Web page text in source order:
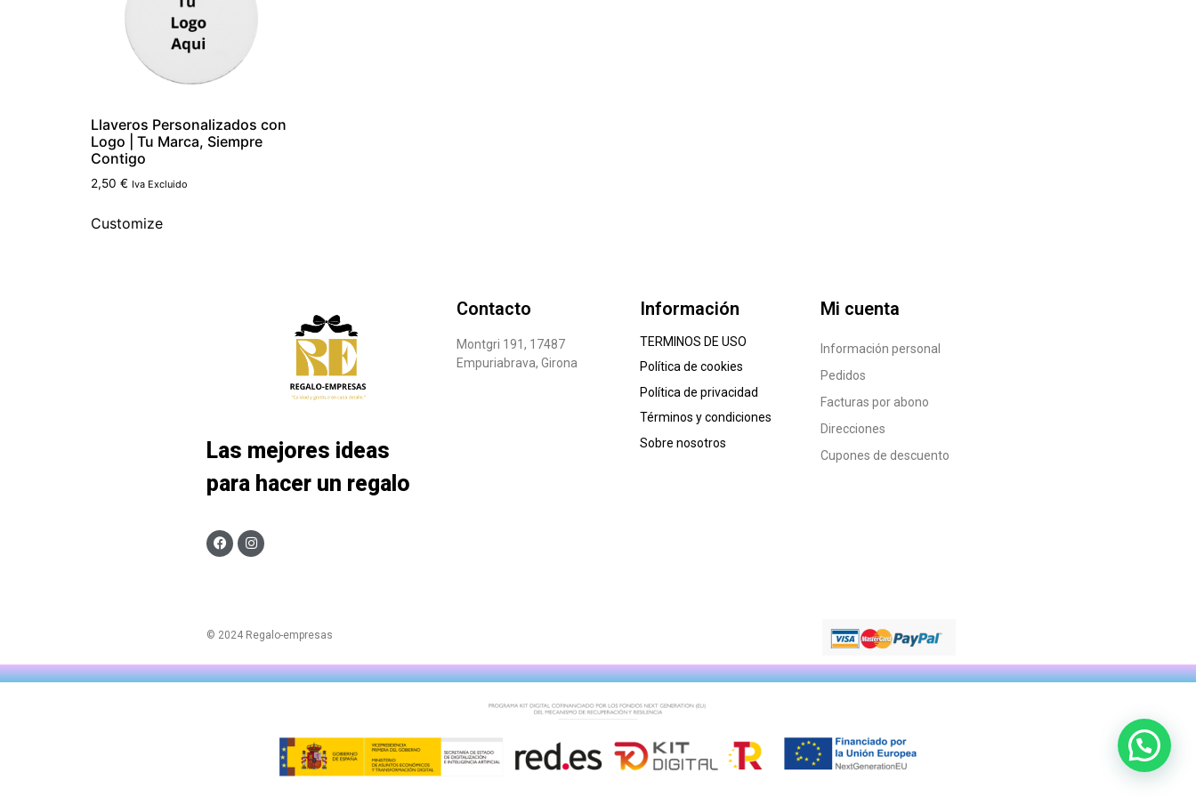
Llaveros Personalizados con
Logo | Tu Marca, Siempre
Contigo
2,50 € Iva Excluido
Customize
Las mejores ideas
para hacer un regalo
Contacto
Montgri 191, 17487
Empuriabrava, Girona
Información
TERMINOS DE USO
Política de cookies
Política de privacidad
Términos y condiciones
Sobre nosotros
Mi cuenta
Información personal
Pedidos
Facturas por abono
Direcciones
Cupones de descuento
© 2024 Regalo-empresas